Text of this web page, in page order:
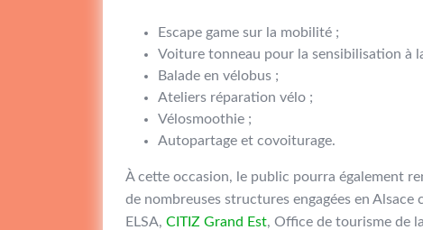
Escape game sur la mobilité ;
Voiture tonneau pour la sensibilisation à
Balade en vélobus ;
Ateliers réparation vélo ;
Vélosmoothie ;
Autopartage et covoiturage.
À cette occasion, le public pourra également
de nombreuses structures engagées en Alsace
ELSA, CITIZ Grand Est, Office de tourisme de